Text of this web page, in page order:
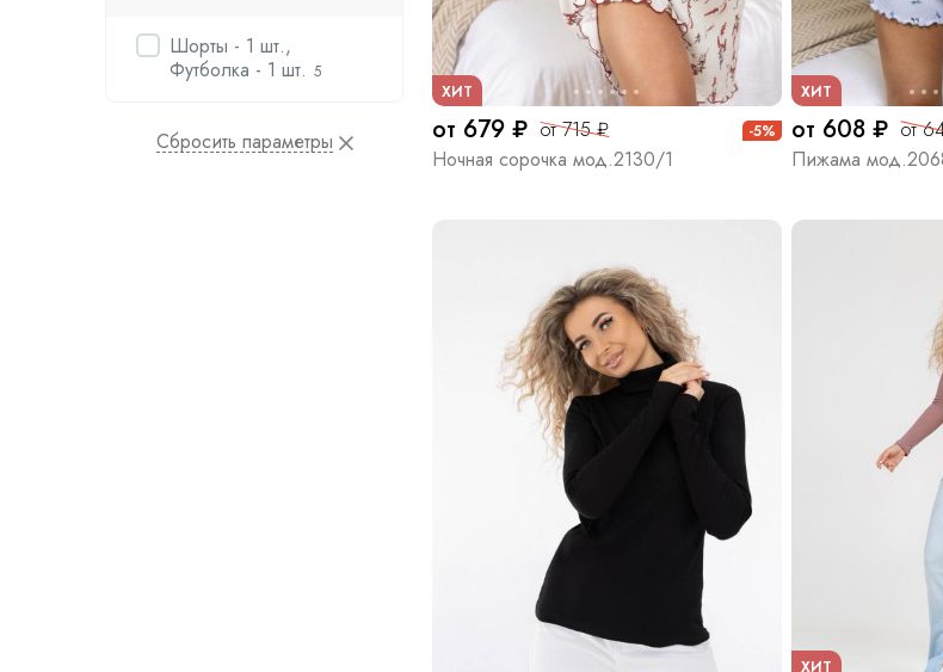
Шорты - 1 шт.,
Футболка - 1 шт. 5
Сбросить параметры
ХИТ
от 679 ₽ от 715 ₽ -5%
Ночная сорочка мод.2130/1
ХИТ
от 608 ₽ от
Пижама
ХИТ